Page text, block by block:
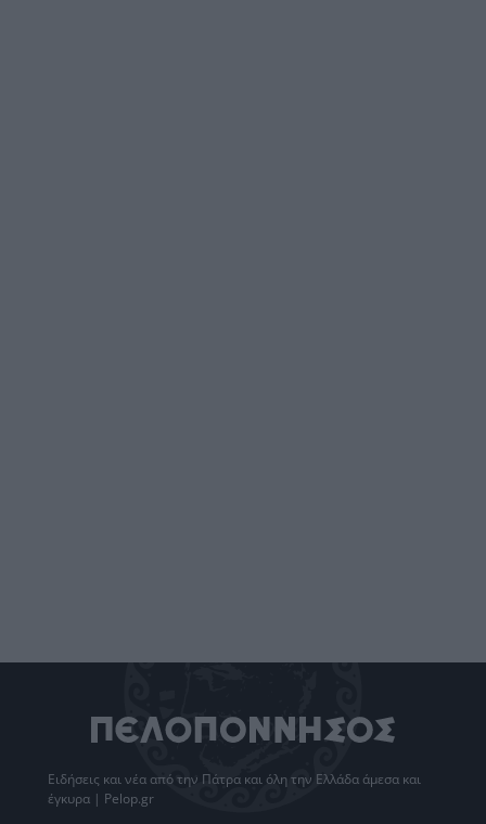
Ειδήσεις και νέα από την Πάτρα και όλη την Ελλάδα άμεσα και
έγκυρα | Pelop.gr